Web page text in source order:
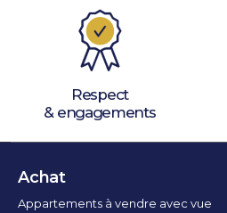
Respect
& engagements
Achat
Appartements à vendre avec vue